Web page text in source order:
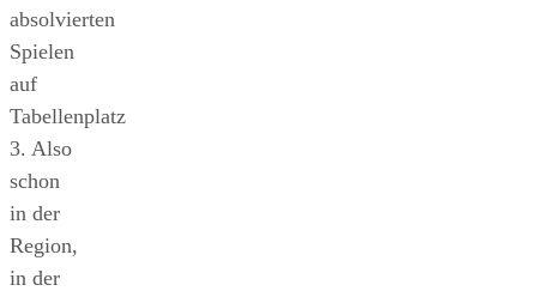
absolvierten
Spielen
auf
Tabellenplatz
3. Also
schon
in der
Region,
in der